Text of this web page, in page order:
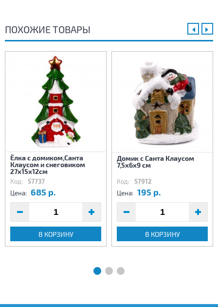
ПОХОЖИЕ ТОВАРЫ
Ёлка с домиком,Санта
Клаусом и снеговиком
27х15х12см
Код: 57737
Цена: 685 р.
В КОРЗИНУ
Домик с Санта Клаусом
7,5х6х9 см
Код: 57912
Цена: 195 р.
В КОРЗИНУ